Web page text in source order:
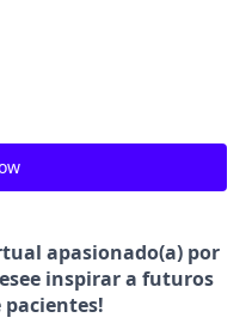
apasionado(a) por
inspirar a futuros